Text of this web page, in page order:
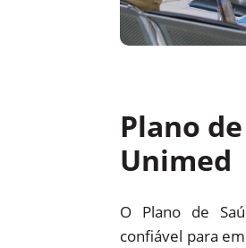
Plano
Unimed
O Plano de
confiável para